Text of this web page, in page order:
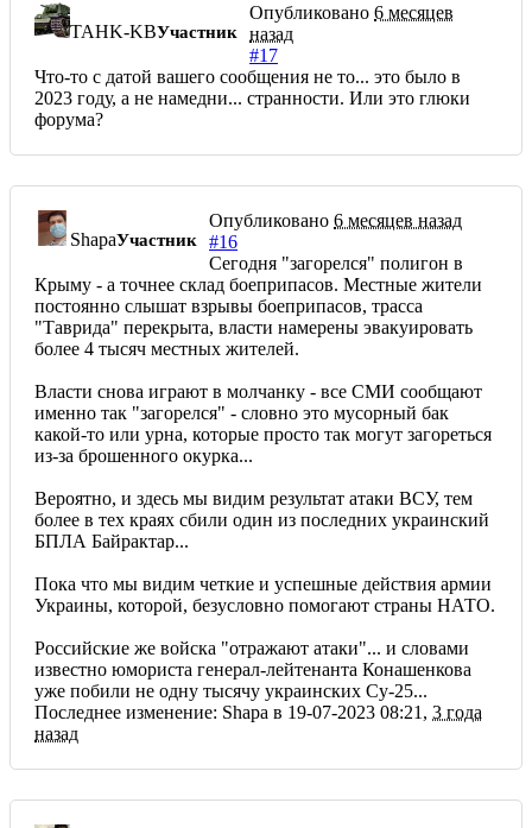
TAHK-KBУчастник
Опубликовано 6 месяцев
назад
#17
Что-то с датой вашего сообщения не то... это было в
2023 году, а не намедни... странности. Или это глюки
форума?
ShapaУчастник
Опубликовано 6 месяцев назад
#16
Сегодня "загорелся" полигон в
Крыму - а точнее склад боеприпасов. Местные жители
постоянно слышат взрывы боеприпасов, трасса
"Таврида" перекрыта, власти намерены эвакуировать
более 4 тысяч местных жителей.
Власти снова играют в молчанку - все СМИ сообщают
именно так "загорелся" - словно это мусорный бак
какой-то или урна, которые просто так могут загореться
из-за брошенного окурка...
Вероятно, и здесь мы видим результат атаки ВСУ, тем
более в тех краях сбили один из последних украинский
БПЛА Байрактар...
Пока что мы видим четкие и успешные действия армии
Украины, которой, безусловно помогают страны НАТО.
Российские же войска "отражают атаки"... и словами
известно юмориста генерал-лейтенанта Конашенкова
уже побили не одну тысячу украинских Су-25...
Последнее изменение: Shapa в 19-07-2023 08:21, 3 года
назад